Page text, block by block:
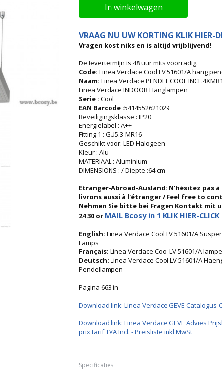
In winkelwagen
VRAAG NU UW KORTING KLIK HIER-
Vragen kost niks en is altijd vrijblijvend!
De levertermijn is 48 uur mits voorradig.
Code: Linea Verdace Cool LV 51601/A hang
Naam: Linea Verdace PENDEL COOL
Linea Verdace INDOOR Hanglampen
Serie : Cool
EAN Barcode :5414552621029
Beveiligingsklasse : IP20
Energielabel : A++
Fitting 1 : GU5.3-MR16
Geschikt voor: LED Halogeen
Kleur : Alu
MATERIAAL : Aluminium
DIMENSIONS : / Diepte :64 cm
Etranger-Abroad-Ausland: N'hésitez pas
livrons aussi à l'étranger / Feel free to
Nehmen Sie bitte bei Fragen Kontakt mit
24 30 or MAIL Bcosy in 1 KLIK HIER-CLICK
English: Linea Verdace Cool LV 51601/A
Lamps
Français: Linea Verdace Cool LV 51601/A
Deutsch: Linea Verdace Cool LV 51601/A
Pendellampen
Pagina 663 in
Download link: Linea Verdace GEVE
Download link: Linea Verdace GEVE Advies
prix tarif TVA Incl. - Preisliste inkl MwSt
Specificaties